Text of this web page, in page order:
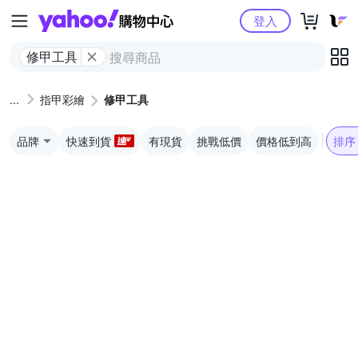
Yahoo購物中心
修甲工具
登入
指甲彩繪 修甲工具
品牌 快速到貨 有現貨 挑戰低價 價格低到高 排序